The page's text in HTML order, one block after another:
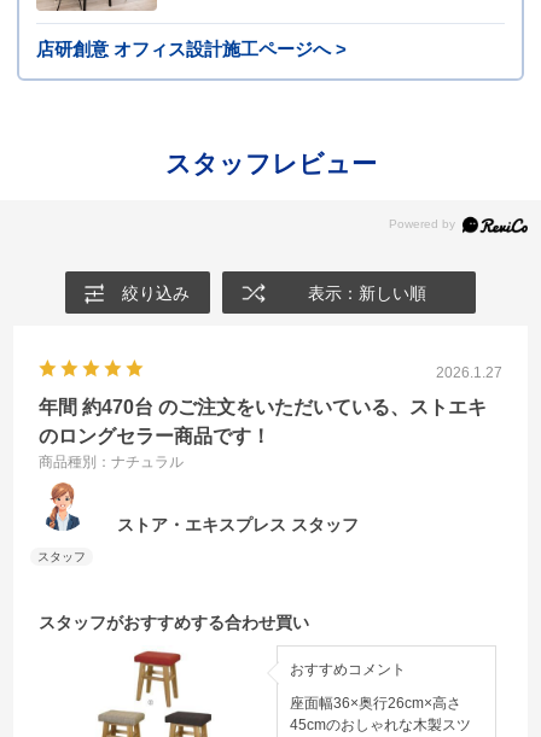
店研創意 オフィス設計施工ページへ >
スタッフレビュー
絞り込み 表示：新しい順
2026.1.27
年間 約470台 のご注文をいただいている、ストエキ
のロングセラー商品です！
商品種別：ナチュラル
ストア・エキスプレス スタッフ
スタッフがおすすめする合わせ買い
おすすめコメント
座面幅36×奥行26cm×高さ
45cmのおしゃれな木製スツ